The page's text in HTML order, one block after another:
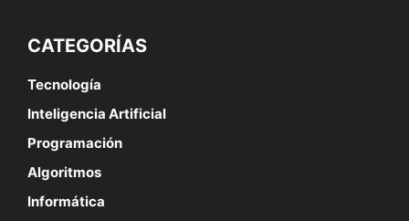
CATEGORÍAS
Tecnología
Inteligencia Artificial
Programación
Algoritmos
Informática